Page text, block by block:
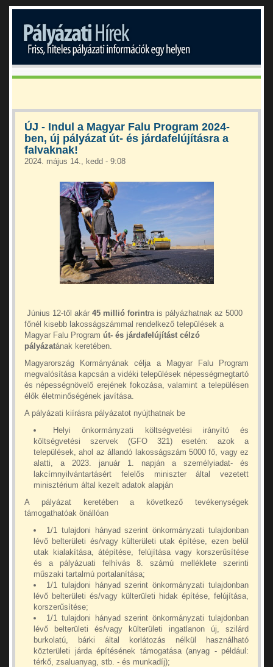
ÚJ - Indul a Magyar Falu Program 2024-
ben, új pályázat út- és járdafelújításra a
falvaknak!
2024. május 14., kedd - 9:08
Június 12-től akár 45 millió forintra is pályázhatnak az 5000
főnél kisebb lakosságszámmal rendelkező települések a
Magyar Falu Program út- és járdafelújítást célzó
pályázatának keretében.
Magyarország Kormányának célja a Magyar Falu Program
megvalósítása kapcsán a vidéki települések népességmegtartó
és népességnövelő erejének fokozása, valamint a településen
élők életminőségének javítása.
A pályázati kiírásra pályázatot nyújthatnak be
Helyi önkormányzati költségvetési irányító és
költségvetési szervek (GFO 321) esetén: azok a
települések, ahol az állandó lakosságszám 5000 fő, vagy ez
alatti, a 2023. január 1. napján a személyiadat- és
lakcímnyilvántartásért felelős miniszter által vezetett
minisztérium által kezelt adatok alapján
A pályázat keretében a következő tevékenységek
támogathatóak önállóan
1/1 tulajdoni hányad szerint önkormányzati tulajdonban
lévő belterületi és/vagy külterületi utak építése, ezen belül
utak kialakítása, átépítése, felújítása vagy korszerűsítése
és a pályázuati felhívás 8. számú melléklete szerinti
műszaki tartalmú portalanítása;
1/1 tulajdoni hányad szerint önkormányzati tulajdonban
lévő belterületi és/vagy külterületi hidak építése, felújítása,
korszerűsítése;
1/1 tulajdoni hányad szerint önkormányzati tulajdonban
lévő belterületi és/vagy külterületi ingatlanon új, szilárd
burkolatú, bárki által korlátozás nélkül használható
közterületi járda építésének támogatása (anyag - például:
térkő, zsaluanyag, stb. - és munkadíj);